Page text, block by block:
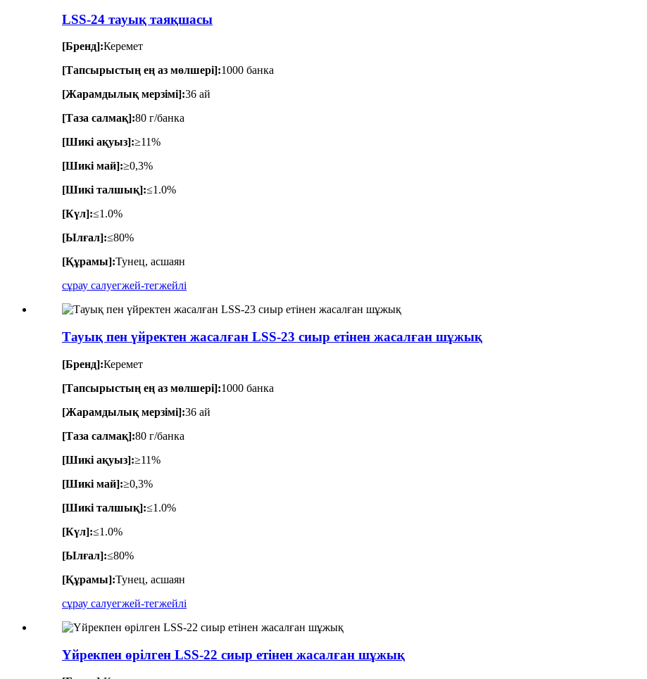
LSS-24 тауық таяқшасы
[Бренд]:Керемет
[Тапсырыстың ең аз мөлшері]:1000 банка
[Жарамдылық мерзімі]:36 ай
[Таза салмақ]:80 г/банка
[Шикі ақуыз]:≥11%
[Шикі май]:≥0,3%
[Шикі талшық]:≤1.0%
[Күл]:≤1.0%
[Ылғал]:≤80%
[Құрамы]:Тунец, асшаян
сұрау салуегжей-тегжейлі
Тауық пен үйректен жасалған LSS-23 сиыр етінен жасалған шұжық
[Бренд]:Керемет
[Тапсырыстың ең аз мөлшері]:1000 банка
[Жарамдылық мерзімі]:36 ай
[Таза салмақ]:80 г/банка
[Шикі ақуыз]:≥11%
[Шикі май]:≥0,3%
[Шикі талшық]:≤1.0%
[Күл]:≤1.0%
[Ылғал]:≤80%
[Құрамы]:Тунец, асшаян
сұрау салуегжей-тегжейлі
Үйрекпен өрілген LSS-22 сиыр етінен жасалған шұжық